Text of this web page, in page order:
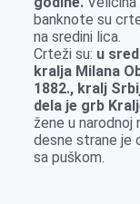
banknote su
na sredini lica.
Crteži su: u
kralja Milana
1882., kralj
dela je grb
žene u narodnoj
desne strane je
sa puškom.